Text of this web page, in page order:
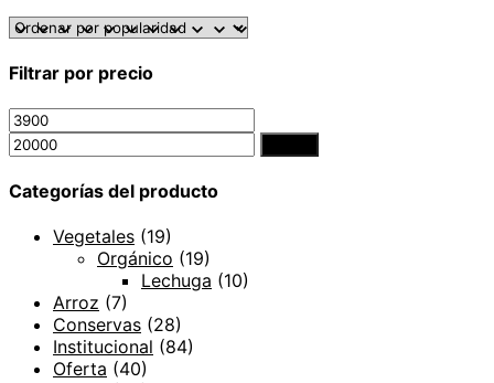
Filtrar por precio
Categorías del producto
Vegetales (19)
Orgánico (19)
Lechuga (10)
Arroz (7)
Conservas (28)
Institucional (84)
Oferta (40)